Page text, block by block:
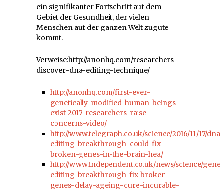
ein signifikanter Fortschritt auf dem
Gebiet der Gesundheit, der vielen
Menschen auf der ganzen Welt zugute
kommt.
Verweise:http://anonhq.com/researchers-
discover-dna-editing-technique/
http://anonhq.com/first-ever-
genetically-modified-human-beings-
exist-2017-researchers-raise-
concerns-video/
http://www.telegraph.co.uk/science/2016/11/17/
editing-breakthrough-could-fix-
broken-genes-in-the-brain-hea/
http://www.independent.co.uk/news/science/
editing-breakthrough-fix-broken-
genes-delay-ageing-cure-incurable-